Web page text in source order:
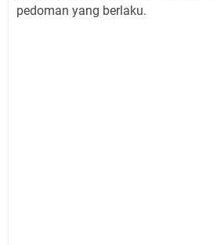
pedoman yang berlaku.